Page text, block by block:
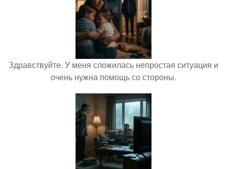
Здравствуйте. У меня сложилась непростая ситуация и
очень нужна помощь со стороны.